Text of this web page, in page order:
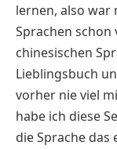
lernen, also war
Sprachen
chinesischen
Lieblingsbuch
vorher nie viel
habe ich diese
die Sprache